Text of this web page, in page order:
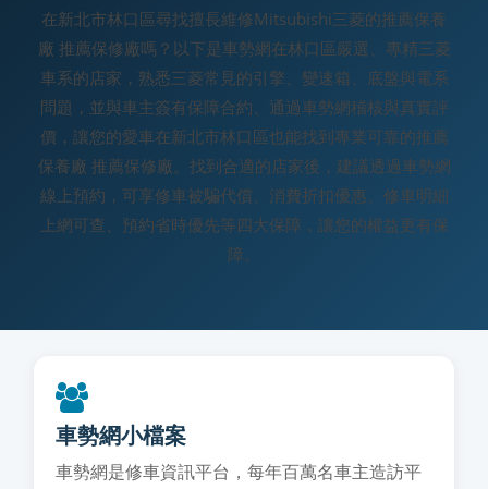
在新北市林口區尋找擅長維修Mitsubishi三菱的推薦保養
廠 推薦保修廠嗎？以下是車勢網在林口區嚴選、專精三菱
車系的店家，熟悉三菱常見的引擎、變速箱、底盤與電系
問題，並與車主簽有保障合約、通過車勢網稽核與真實評
價，讓您的愛車在新北市林口區也能找到專業可靠的推薦
保養廠 推薦保修廠。找到合適的店家後，建議透過車勢網
線上預約，可享修車被騙代償、消費折扣優惠、修車明細
上網可查、預約省時優先等四大保障，讓您的權益更有保
障。
車勢網小檔案
車勢網是修車資訊平台，每年百萬名車主造訪平